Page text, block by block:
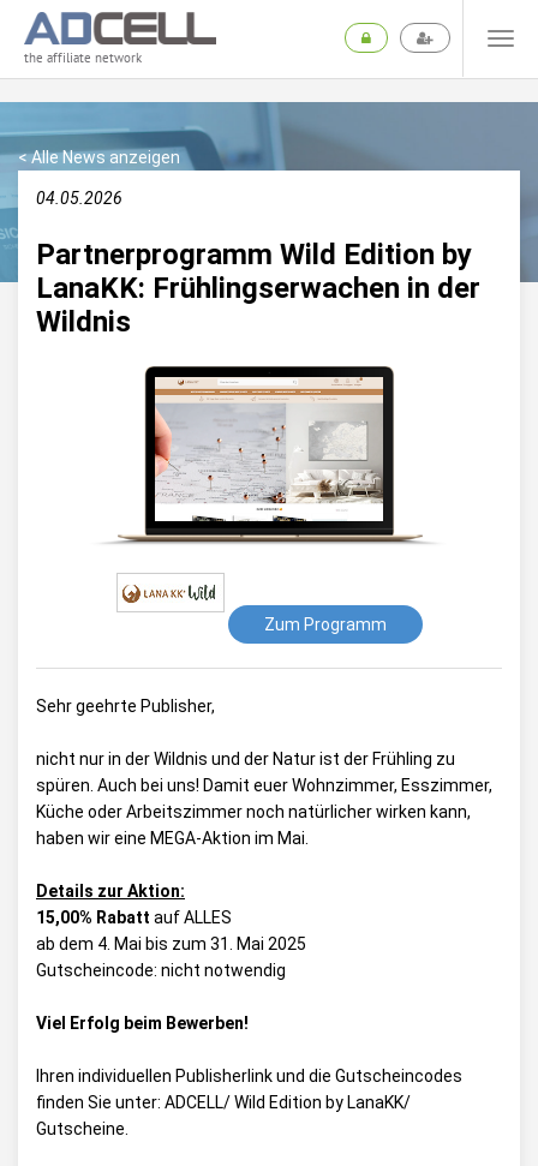
the affiliate network
< Alle News anzeigen
04.05.2026
Partnerprogramm Wild Edition by
LanaKK: Frühlingserwachen in der
Wildnis
Zum Programm
Sehr geehrte Publisher,
nicht nur in der Wildnis und der Natur ist der Frühling zu
spüren. Auch bei uns! Damit euer Wohnzimmer, Esszimmer,
Küche oder Arbeitszimmer noch natürlicher wirken kann,
haben wir eine MEGA-Aktion im Mai.
Details zur Aktion:
15,00% Rabatt auf ALLES
ab dem 4. Mai bis zum 31. Mai 2025
Gutscheincode: nicht notwendig
Viel Erfolg beim Bewerben!
Ihren individuellen Publisherlink und die Gutscheincodes
finden Sie unter: ADCELL/ Wild Edition by LanaKK/
Gutscheine